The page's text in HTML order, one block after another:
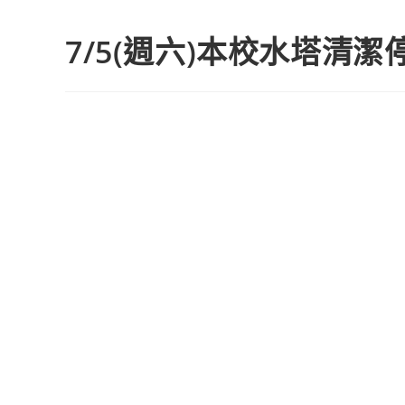
7/5(週六)本校水塔清潔